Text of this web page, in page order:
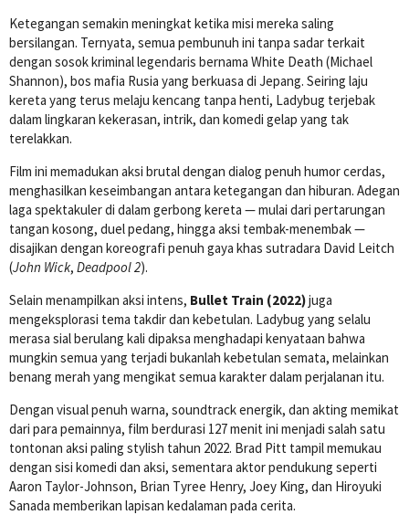
Ketegangan semakin meningkat ketika misi mereka saling
bersilangan. Ternyata, semua pembunuh ini tanpa sadar terkait
dengan sosok kriminal legendaris bernama White Death (Michael
Shannon), bos mafia Rusia yang berkuasa di Jepang. Seiring laju
kereta yang terus melaju kencang tanpa henti, Ladybug terjebak
dalam lingkaran kekerasan, intrik, dan komedi gelap yang tak
terelakkan.
Film ini memadukan aksi brutal dengan dialog penuh humor cerdas,
menghasilkan keseimbangan antara ketegangan dan hiburan. Adegan
laga spektakuler di dalam gerbong kereta — mulai dari pertarungan
tangan kosong, duel pedang, hingga aksi tembak-menembak —
disajikan dengan koreografi penuh gaya khas sutradara David Leitch
(John Wick, Deadpool 2).
Selain menampilkan aksi intens, Bullet Train (2022)juga
mengeksplorasi tema takdir dan kebetulan. Ladybug yang selalu
merasa sial berulang kali dipaksa menghadapi kenyataan bahwa
mungkin semua yang terjadi bukanlah kebetulan semata, melainkan
benang merah yang mengikat semua karakter dalam perjalanan itu.
Dengan visual penuh warna, soundtrack energik, dan akting memikat
dari para pemainnya, film berdurasi 127 menit ini menjadi salah satu
tontonan aksi paling stylish tahun 2022. Brad Pitt tampil memukau
dengan sisi komedi dan aksi, sementara aktor pendukung seperti
Aaron Taylor-Johnson, Brian Tyree Henry, Joey King, dan Hiroyuki
Sanada memberikan lapisan kedalaman pada cerita.